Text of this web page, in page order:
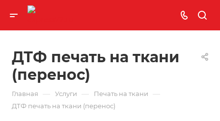
ДТФ печать на ткани
(перенос)
Главная — Услуги — Печать на ткани —
ДТФ печать на ткани (перенос)